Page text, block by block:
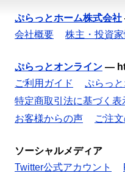
ぷらっとホーム株式会社
会社概要
株主・投資家
ぷらっとオンライン —
ご利用ガイド
ぷらっ
特定商取引法に基づく表
お客様からの声
ご注
ソーシャルメディア
Twitter公式アカウント